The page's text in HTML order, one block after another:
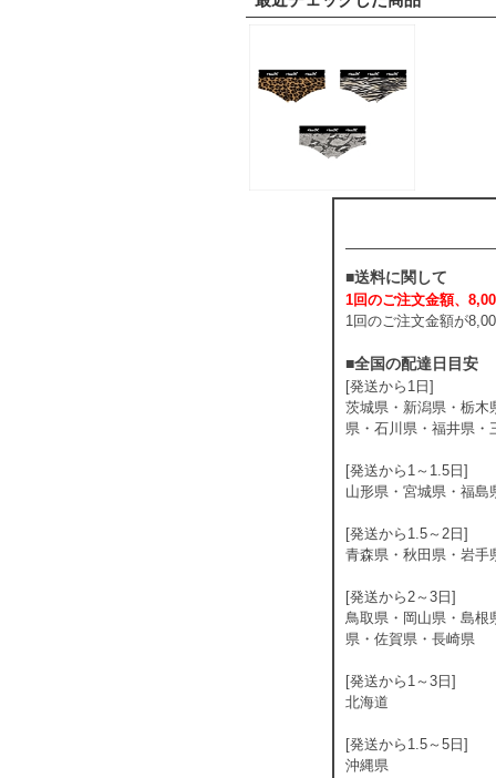
■送料に関して
1回のご注文金額、
1回のご注文金額が
■全国の配達日目安
[発送から1日]
茨城県・新潟県・栃木
県・石川県・福井県・
[発送から1～1.5日]
山形県・宮城県・福島
[発送から1.5～2日]
青森県・秋田県・岩手
[発送から2～3日]
鳥取県・岡山県・島根
県・佐賀県・長崎県
[発送から1～3日]
北海道
[発送から1.5～5日]
沖縄県